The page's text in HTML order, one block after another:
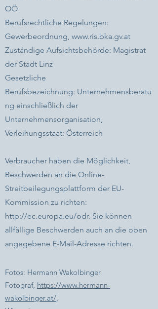
OÖ
Berufsrechtliche Regelungen:
Gewerbeordnung, www.ris.bka.gv.at
Zuständige Aufsichtsbehörde: Magistrat
der Stadt Linz
Gesetzliche
Berufsbezeichnung: Unternehmensberatu
ng einschließlich der
Unternehmensorganisation,
Verleihungsstaat: Österreich
Verbraucher haben die Möglichkeit,
Beschwerden an die Online-
Streitbeilegungsplattform der EU-
Kommission zu richten:
http://ec.europa.eu/odr. Sie können
allfällige Beschwerden auch an die oben
angegebene E-Mail-Adresse richten.
Fotos: Hermann Wakolbinger
Fotograf, https://www.hermann-
wakolbinger.at/,